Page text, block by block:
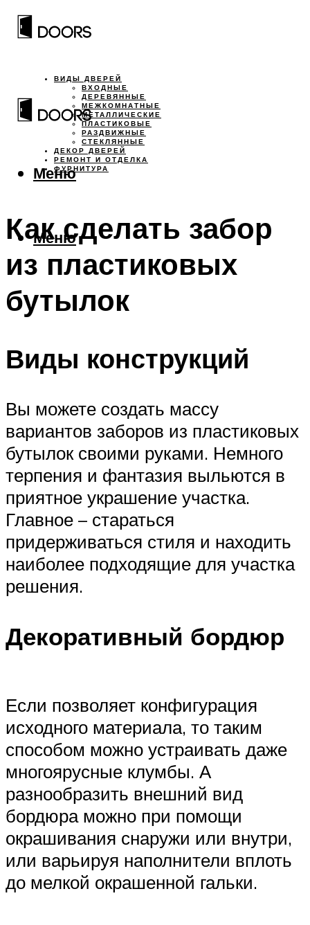
ВИДЫ ДВЕРЕЙ
ВХОДНЫЕ
ДЕРЕВЯННЫЕ
МЕЖКОМНАТНЫЕ
МЕТАЛЛИЧЕСКИЕ
ПЛАСТИКОВЫЕ
РАЗДВИЖНЫЕ
СТЕКЛЯННЫЕ
ДЕКОР ДВЕРЕЙ
РЕМОНТ И ОТДЕЛКА
ФУРНИТУРА
Меню
Меню
Как сделать забор
из пластиковых
бутылок
Виды конструкций
Вы можете создать массу
вариантов заборов из пластиковых
бутылок своими руками. Немного
терпения и фантазия выльются в
приятное украшение участка.
Главное – стараться
придерживаться стиля и находить
наиболее подходящие для участка
решения.
Декоративный бордюр
Если позволяет конфигурация
исходного материала, то таким
способом можно устраивать даже
многоярусные клумбы. А
разнообразить внешний вид
бордюра можно при помощи
окрашивания снаружи или внутри,
или варьируя наполнители вплоть
до мелкой окрашенной гальки.